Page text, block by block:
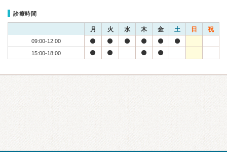
診療時間
月 火 水 木 金 土 日 祝
09:00-12:00
15:00-18:00